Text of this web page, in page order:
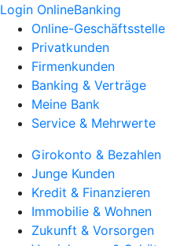
Login OnlineBanking
Online-Geschäftsstelle
Privatkunden
Firmenkunden
Banking & Verträge
Meine Bank
Service & Mehrwerte
Girokonto & Bezahlen
Junge Kunden
Kredit & Finanzieren
Immobilie & Wohnen
Zukunft & Vorsorgen